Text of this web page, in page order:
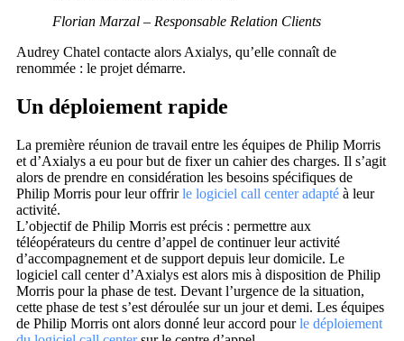
Florian Marzal – Responsable Relation Clients
Audrey Chatel contacte alors Axialys, qu’elle connaît de
renommée : le projet démarre.
Un déploiement rapide
La première réunion de travail entre les équipes de Philip Morris
et d’Axialys a eu pour but de fixer un cahier des charges. Il s’agit
alors de prendre en considération les besoins spécifiques de
Philip Morris pour leur offrirle logiciel call center adapté à leur
activité.
L’objectif de Philip Morris est précis : permettre aux
téléopérateurs du centre d’appel de continuer leur activité
d’accompagnement et de support depuis leur domicile. Le
logiciel call center d’Axialys est alors mis à disposition de Philip
Morris pour la phase de test. Devant l’urgence de la situation,
cette phase de test s’est déroulée sur un jour et demi. Les équipes
de Philip Morris ont alors donné leur accord pourle déploiement